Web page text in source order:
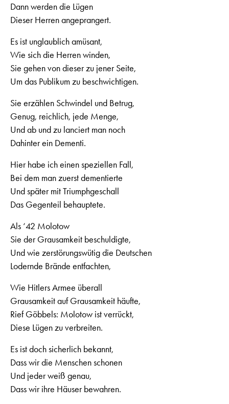
Dann werden die Lügen
Dieser Herren angeprangert.
Es ist unglaublich amüsant,
Wie sich die Herren winden,
Sie gehen von dieser zu jener Seite,
Um das Publikum zu beschwichtigen.
Sie erzählen Schwindel und Betrug,
Genug, reichlich, jede Menge,
Und ab und zu lanciert man noch
Dahinter ein Dementi.
Hier habe ich einen speziellen Fall,
Bei dem man zuerst dementierte
Und später mit Triumphgeschall
Das Gegenteil behauptete.
Als ‘42 Molotow
Sie der Grausamkeit beschuldigte,
Und wie zerstörungswütig die Deutschen
Lodernde Brände entfachten,
Wie Hitlers Armee überall
Grausamkeit auf Grausamkeit häufte,
Rief Göbbels: Molotow ist verrückt,
Diese Lügen zu verbreiten.
Es ist doch sicherlich bekannt,
Dass wir die Menschen schonen
Und jeder weiß genau,
Dass wir ihre Häuser bewahren.